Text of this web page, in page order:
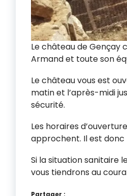
Le château de Gençay
Armand et toute son
Le château vous est
matin et l’après-midi
sécurité.
Les horaires
approchent. Il est
Si la situation sanitaire
vous tiendrons au